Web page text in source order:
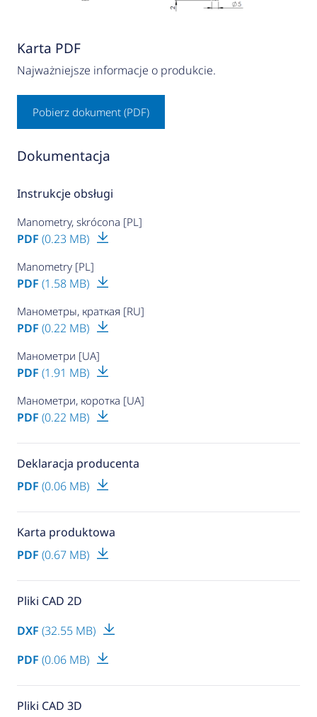
Karta PDF
Najważniejsze informacje o produkcie.
Pobierz dokument (PDF)
Dokumentacja
Instrukcje obsługi
Manometry, skrócona [PL]
PDF (0.23 MB)
Manometry [PL]
PDF (1.58 MB)
Манометры, краткая [RU]
PDF (0.22 MB)
Манометри [UA]
PDF (1.91 MB)
Манометри, коротка [UA]
PDF (0.22 MB)
Deklaracja producenta
PDF (0.06 MB)
Karta produktowa
PDF (0.67 MB)
Pliki CAD 2D
DXF (32.55 MB)
PDF (0.06 MB)
Pliki CAD 3D